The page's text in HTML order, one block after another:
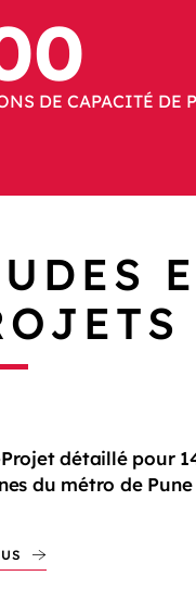
DE CAPACITÉ DE
détaillé pour
du métro de Pune